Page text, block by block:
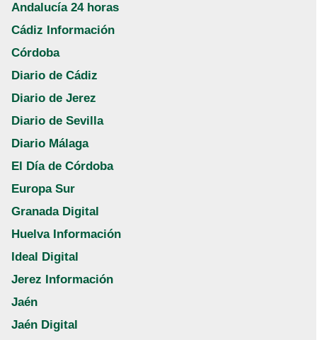
Andalucía 24 horas
Cádiz Información
Córdoba
Diario de Cádiz
Diario de Jerez
Diario de Sevilla
Diario Málaga
El Día de Córdoba
Europa Sur
Granada Digital
Huelva Información
Ideal Digital
Jerez Información
Jaén
Jaén Digital